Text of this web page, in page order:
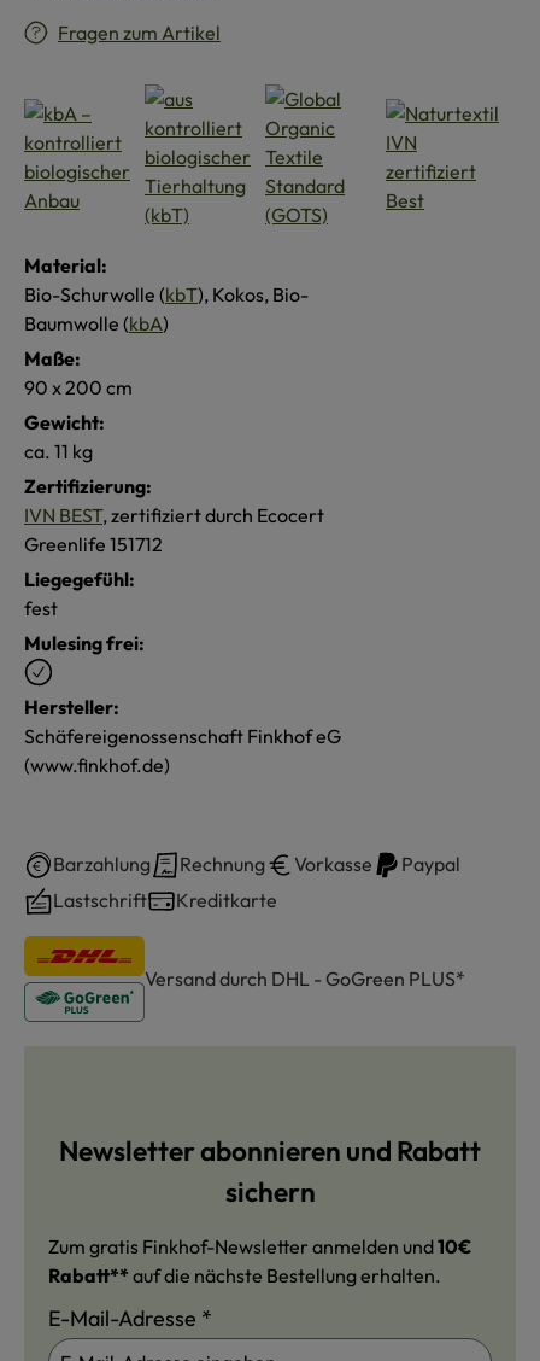
Fragen zum Artikel
Material:
Bio-Schurwolle (kbT), Kokos, Bio-
Baumwolle (kbA)
Maße:
90 x 200 cm
Gewicht:
ca. 11 kg
Zertifizierung:
IVN BEST, zertifiziert durch Ecocert
Greenlife 151712
Liegegefühl:
fest
Mulesing frei:
Hersteller:
Schäfereigenossenschaft Finkhof eG
(www.finkhof.de)
Barzahlung Rechnung Vorkasse
Paypal
Lastschrift
Kreditkarte
Versand durch DHL - GoGreen PLUS*
Newsletter abonnieren und Rabatt
sichern
Zum gratis Finkhof-Newsletter anmelden und10€
Rabatt** auf die nächste Bestellung erhalten.
E-Mail-Adresse *